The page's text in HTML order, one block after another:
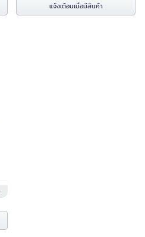
แจ้งเตือนเมื่อมีสินค้า